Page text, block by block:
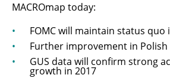
MACROmap today:
FOMC will maintain status
Further improvement in
GUS data will confirm strong
growth in 2017